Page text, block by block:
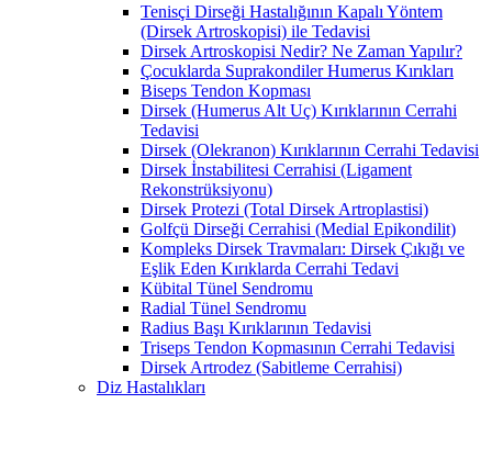
Tenisçi Dirseği Hastalığının Kapalı Yöntem
(Dirsek Artroskopisi) ile Tedavisi
Dirsek Artroskopisi Nedir? Ne Zaman Yapılır?
Çocuklarda Suprakondiler Humerus Kırıkları
Biseps Tendon Kopması
Dirsek (Humerus Alt Uç) Kırıklarının Cerrahi
Tedavisi
Dirsek (Olekranon) Kırıklarının Cerrahi Tedavisi
Dirsek İnstabilitesi Cerrahisi (Ligament
Rekonstrüksiyonu)
Dirsek Protezi (Total Dirsek Artroplastisi)
Golfçü Dirseği Cerrahisi (Medial Epikondilit)
Kompleks Dirsek Travmaları: Dirsek Çıkığı ve
Eşlik Eden Kırıklarda Cerrahi Tedavi
Kübital Tünel Sendromu
Radial Tünel Sendromu
Radius Başı Kırıklarının Tedavisi
Triseps Tendon Kopmasının Cerrahi Tedavisi
Dirsek Artrodez (Sabitleme Cerrahisi)
Diz Hastalıkları